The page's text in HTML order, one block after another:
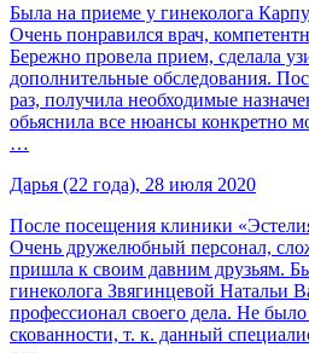
Была на приеме у гинеколога
Очень понравился врач,
Бережно провела прием, сделала
дополнительные обследования.
раз, получила необходимые
обьяснила все нюансы конкретно
…
Дарья (22 года), 28 июля 2020
После посещения клиники
Очень дружелюбный персонал,
пришла к своим давним друзьям.
гинеколога Звягинцевой Натальи
профессионал своего дела. Не
скованности, т. к. данный